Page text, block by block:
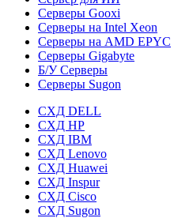
Серверы Gooxi
Серверы на Intel Xeon
Серверы на AMD EPYC
Серверы Gigabyte
Б/У Серверы
Серверы Sugon
СХД DELL
СХД HP
СХД IBM
СХД Lenovo
СХД Huawei
СХД Inspur
СХД Cisco
СХД Sugon